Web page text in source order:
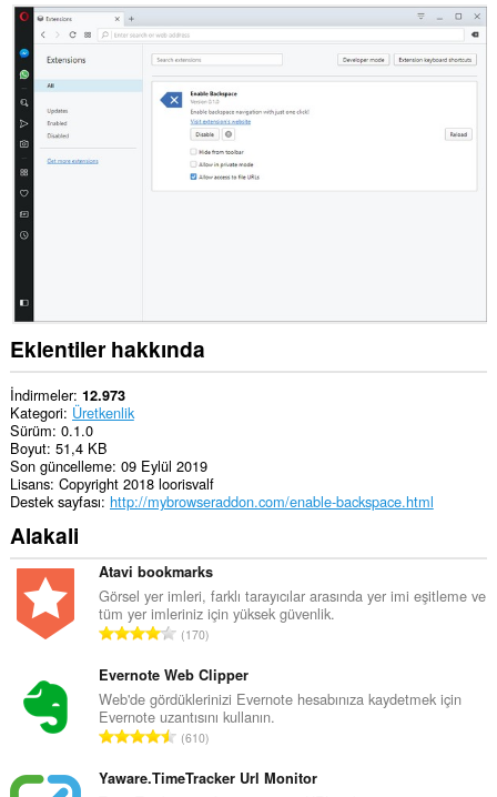
web
sitelerindeki
verilerinize
erişebilir.
Eklentiler hakkında
İndirmeler 12.973
Kategori Üretkenlik
Sürüm 0.1.0
Boyut 51,4 KB
Son güncelleme 09 Eylül 2019
Lisans Copyright 2018 loorisvalf
Destek sayfası http://mybrowseraddon.com/enable-backspace.html
Alakali
Atavi bookmarks
Görsel yer imleri, farklı tarayıcılar arasında yer imi eşitleme ve
tüm yer imleriniz için yüksek güvenlik.
T
p
l
a
m
y
170
Evernote Web Clipper
Web'de gördüklerinizi Evernote hesabınıza kaydetmek için
Evernote uzantısını kullanın.
T
p
610
Yaware.TimeTracker Url Monitor